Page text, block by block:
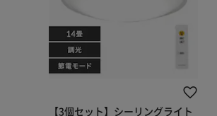
【3個セット】シーリングライト